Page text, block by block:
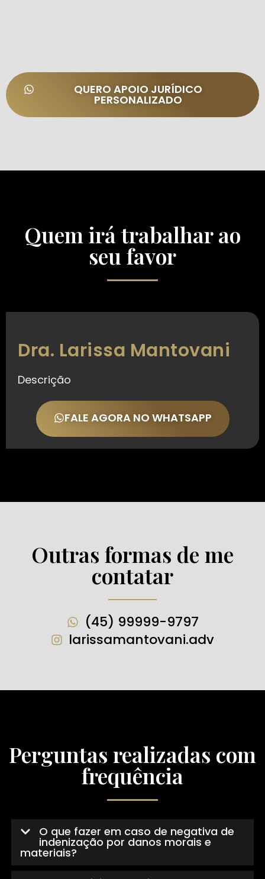
QUERO APOIO JURÍDICO
PERSONALIZADO
Quem irá trabalhar ao
seu favor
Dra. Larissa Mantovani
Descrição
FALE AGORA NO WHATSAPP
Outras formas de me
contatar
(45) 99999-9797
larissamantovani.adv
Perguntas realizadas com
frequência
O que fazer em caso de negativa de
indenização por danos morais e
materiais?